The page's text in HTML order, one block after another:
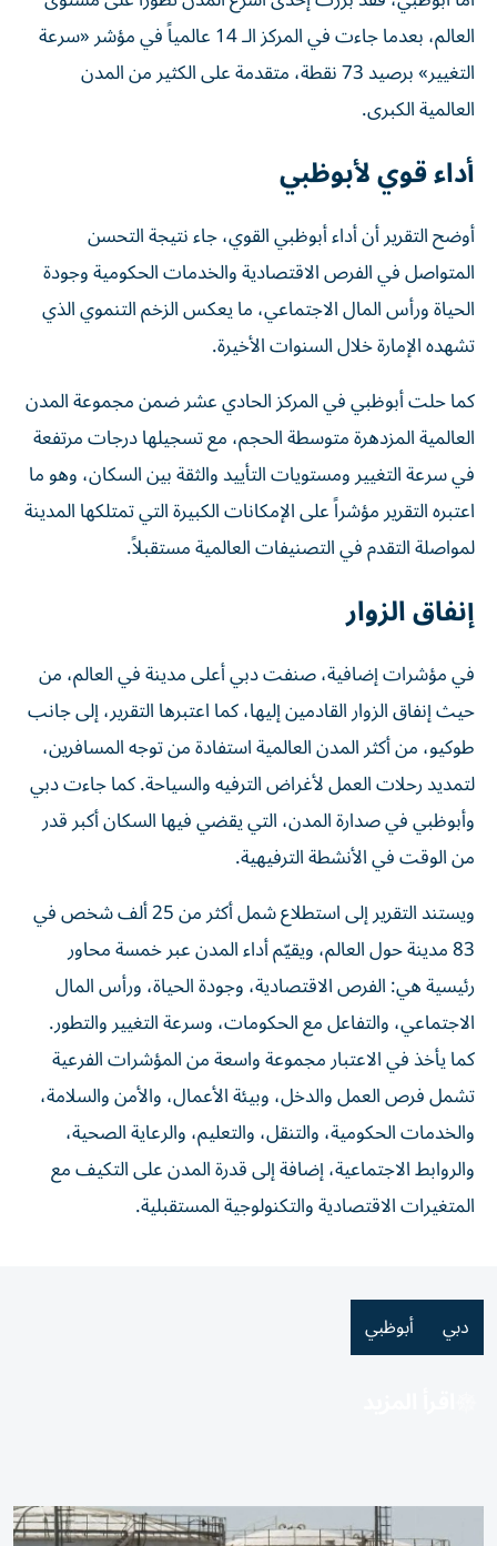
العالم، بعدما جاءت في المركز الـ 14 عالمياً في مؤشر «سرعة
التغيير» برصيد 73 نقطة، متقدمة على الكثير من المدن
العالمية الكبرى.
أداء قوي لأبوظبي
أوضح التقرير أن أداء أبوظبي القوي، جاء نتيجة التحسن
المتواصل في الفرص الاقتصادية والخدمات الحكومية وجودة
الحياة ورأس المال الاجتماعي، ما يعكس الزخم التنموي الذي
تشهده الإمارة خلال السنوات الأخيرة.
كما حلت أبوظبي في المركز الحادي عشر ضمن مجموعة المدن
العالمية المزدهرة متوسطة الحجم، مع تسجيلها درجات مرتفعة
في سرعة التغيير ومستويات التأييد والثقة بين السكان، وهو ما
اعتبره التقرير مؤشراً على الإمكانات الكبيرة التي تمتلكها المدينة
لمواصلة التقدم في التصنيفات العالمية مستقبلاً.
إنفاق الزوار
في مؤشرات إضافية، صنفت دبي أعلى مدينة في العالم، من
حيث إنفاق الزوار القادمين إليها، كما اعتبرها التقرير، إلى جانب
طوكيو، من أكثر المدن العالمية استفادة من توجه المسافرين،
لتمديد رحلات العمل لأغراض الترفيه والسياحة. كما جاءت دبي
وأبوظبي في صدارة المدن، التي يقضي فيها السكان أكبر قدر
من الوقت في الأنشطة الترفيهية.
ويستند التقرير إلى استطلاع شمل أكثر من 25 ألف شخص في
83 مدينة حول العالم، ويقيّم أداء المدن عبر خمسة محاور
رئيسية هي: الفرص الاقتصادية، وجودة الحياة، ورأس المال
الاجتماعي، والتفاعل مع الحكومات، وسرعة التغيير والتطور.
كما يأخذ في الاعتبار مجموعة واسعة من المؤشرات الفرعية
تشمل فرص العمل والدخل، وبيئة الأعمال، والأمن والسلامة،
والخدمات الحكومية، والتنقل، والتعليم، والرعاية الصحية،
والروابط الاجتماعية، إضافة إلى قدرة المدن على التكيف مع
المتغيرات الاقتصادية والتكنولوجية المستقبلية.
دبي أبوظبي